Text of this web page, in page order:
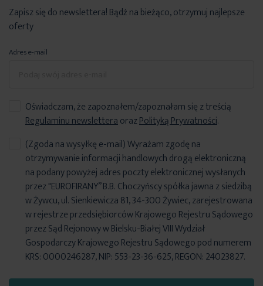
Zapisz się do newslettera! Bądź na bieżąco, otrzymuj najlepsze
oferty
Adres e-mail
Oświadczam, że zapoznałem/zapoznałam się z treścią
Regulaminu newsletteraorazPolityką Prywatności.
(Zgoda na wysyłkę e-mail) Wyrażam zgodę na
otrzymywanie informacji handlowych drogą elektroniczną
na podany powyżej adres poczty elektronicznej wysłanych
przez "EUROFIRANY” B.B. Choczyńscy spółka jawna z siedzibą
w Żywcu, ul. Sienkiewicza 81, 34-300 Żywiec, zarejestrowana
w rejestrze przedsiębiorców Krajowego Rejestru Sądowego
przez Sąd Rejonowy w Bielsku-Białej VIII Wydział
Gospodarczy Krajowego Rejestru Sądowego pod numerem
KRS: 0000246287, NIP: 553-23-36-625, REGON: 24023827.